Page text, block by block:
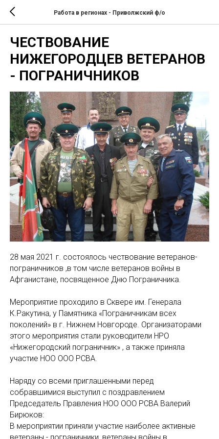
Работа в регионах - Приволжский ф/о
ЧЕСТВОВАНИЕ
НИЖЕГОРОДЦЕВ ВЕТЕРАНОВ
- ПОГРАНИЧНИКОВ
28 мая 2021 г. состоялось чествование ветеранов-
пограничников ,в том числе ветеранов войны в
Афганистане, посвященное Дню Пограничника.
Мероприятие проходило в Сквере им. Генерала
К.Ракутина, у Памятника «Пограничникам всех
поколений» в г. Нижнем Новгороде. Организаторами
этого мероприятия стали руководители НРО
«Нижегородский пограничник» , а также приняла
участие НОО ООО РСВА.
Наряду со всеми приглашенными перед
собравшимися выступил с поздравлением
Председатель Правления НОО ООО РСВА Валерий
Бирюков:
В мероприятии приняли участие наиболее активные